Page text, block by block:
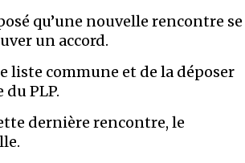
qu’une nouvelle rencontre se
un accord.
liste commune et de la déposer
PLP.
dernière rencontre, le